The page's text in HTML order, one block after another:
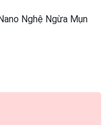
Nghệ Ngừa Mụn